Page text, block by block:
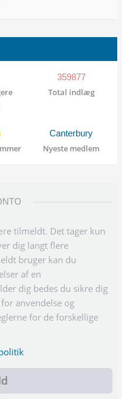
359877
Total indlæg
Canterbury
Nyeste medlem
tilmeldt. Det tager kun
dig langt flere
bruger kan du
af en
dig bedes du sikre dig
anvendelse og
for de forskellige